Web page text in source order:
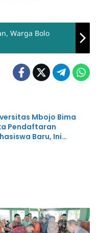
Warga Bolo
Mbojo Bima
Pendaftaran
Baru, Ini